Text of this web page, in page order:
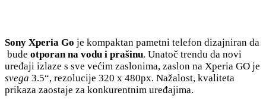
Sony Xperia Go je kompaktan pametni telefon dizajniran da
bude otporan na vodu i prašinu. Unatoč trendu da novi
uređaji izlaze s sve većim zaslonima, zaslon na Xperia GO je
svega 3.5“, rezolucije 320 x 480px. Nažalost, kvaliteta
prikaza zaostaje za konkurentnim uređajima.